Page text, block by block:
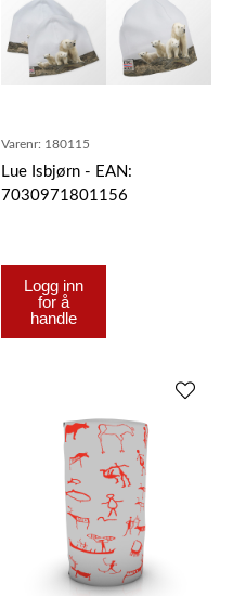
Varenr: 180115
Lue Isbjørn - EAN:
7030971801156
Logg inn
for å
handle